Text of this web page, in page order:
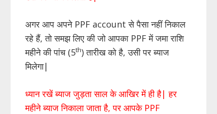
अगर आप अपने PPF account से पैसा नहीं निकाल
रहे हैं, तो समझ लिए की जो आपका PPF में जमा राशि
महीने की पांच (5th) तारीख को है, उसी पर ब्याज
मिलेगा|
ध्यान रखें ब्याज जुड़ता साल के आखिर में ही है| हर
महीने ब्याज निकाला जाता है, पर आपके PPF